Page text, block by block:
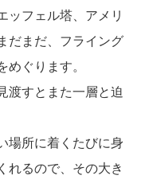
ッフェル塔、アメリ
だまだ、フライング
めぐります。
渡すとまた一層と迫
場所に着くたびに身
れるので、その大き